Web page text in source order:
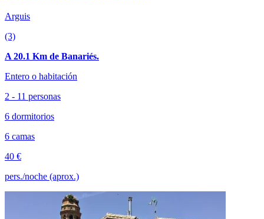
Arguis
(3)
A 20.1 Km de Banariés.
Entero o habitación
2 - 11 personas
6 dormitorios
6 camas
40 €
pers./noche (aprox.)